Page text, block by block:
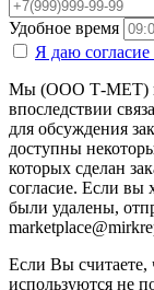
Удобное время
Я даю согласие
Мы (ООО Т-МЕТ)
впоследствии
для обсуждения
доступны
которых сделан
согласие. Если вы
были удалены,
Если Вы
используются не